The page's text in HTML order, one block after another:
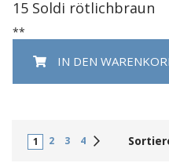
15 Soldi rötlichbraun
**
IN DEN
1 2 3 4 Weiter